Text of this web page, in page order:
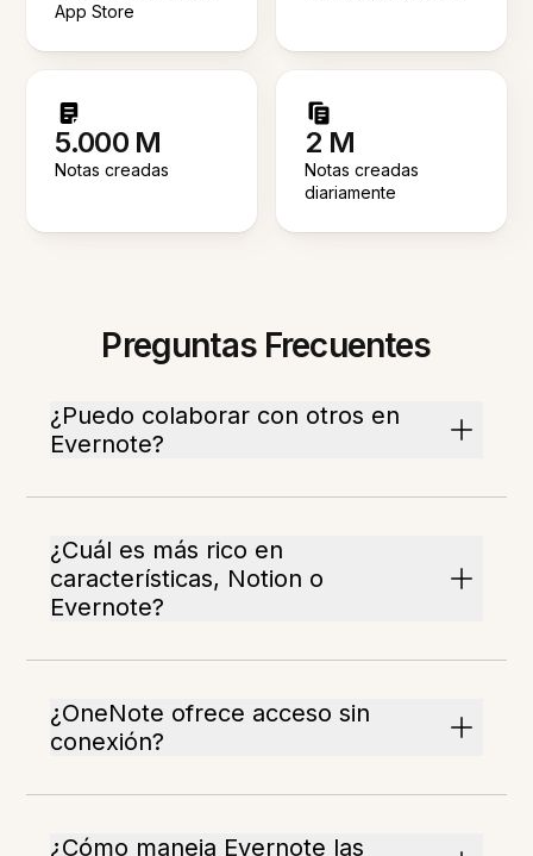
App Store
5.000 M
Notas creadas
2 M
Notas creadas
diariamente
Preguntas Frecuentes
¿Puedo colaborar con otros en
Evernote?
¿Cuál es más rico en
características, Notion o
Evernote?
¿OneNote ofrece acceso sin
conexión?
¿Cómo maneja Evernote las